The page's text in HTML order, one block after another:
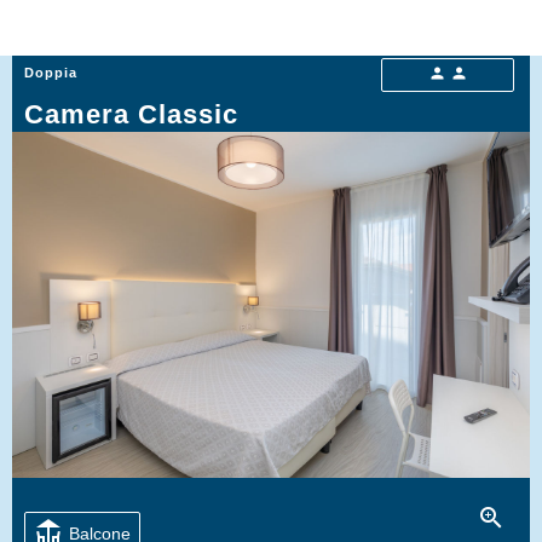
Doppia
Camera Classic
person person
deck Balcone
zoom_in